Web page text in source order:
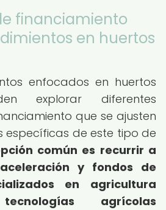
financiamiento
en huertos
enfocados en huertos
explorar diferentes
que se ajusten
específicas de este tipo de
común es recurrir a
y fondos de
en agricultura
agrícolas